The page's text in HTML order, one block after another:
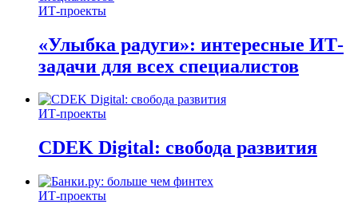
ИТ-проекты
«Улыбка радуги»: интересные ИТ-
задачи для всех специалистов
ИТ-проекты
CDEK Digital: свобода развития
ИТ-проекты